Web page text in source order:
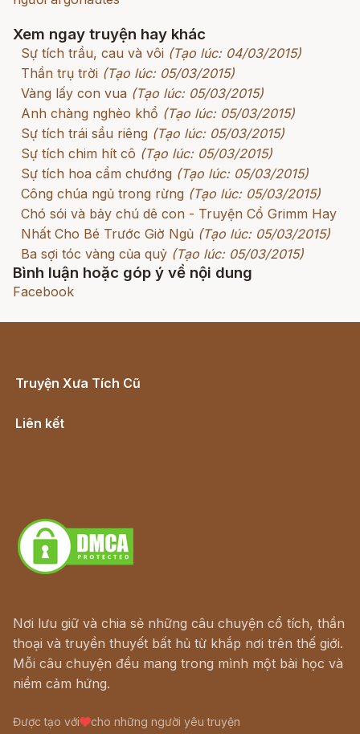
Xem ngay truyện hay khác
Sự tích trầu, cau và vôi (Tạo lúc: 04/03/2015)
Thần trụ trời (Tạo lúc: 05/03/2015)
Vàng lấy con vua (Tạo lúc: 05/03/2015)
Anh chàng nghèo khổ (Tạo lúc: 05/03/2015)
Sự tích trái sầu riêng (Tạo lúc: 05/03/2015)
Sự tích chim hít cô (Tạo lúc: 05/03/2015)
Sự tích hoa cẩm chướng (Tạo lúc: 05/03/2015)
Công chúa ngủ trong rừng (Tạo lúc: 05/03/2015)
Chó sói và bảy chú dê con - Truyện Cổ Grimm Hay
Nhất Cho Bé Trước Giờ Ngủ (Tạo lúc: 05/03/2015)
Ba sợi tóc vàng của quỷ (Tạo lúc: 05/03/2015)
Bình luận hoặc góp ý về nội dung
Facebook
Truyện Xưa Tích Cũ
Liên kết
Nơi lưu giữ và chia sẻ những câu chuyện cổ tích, thần
thoại và truyền thuyết bất hủ từ khắp nơi trên thế giới.
Mỗi câu chuyện đều mang trong mình một bài học và
niềm cảm hứng.
Được tạo với cho những người yêu truyện